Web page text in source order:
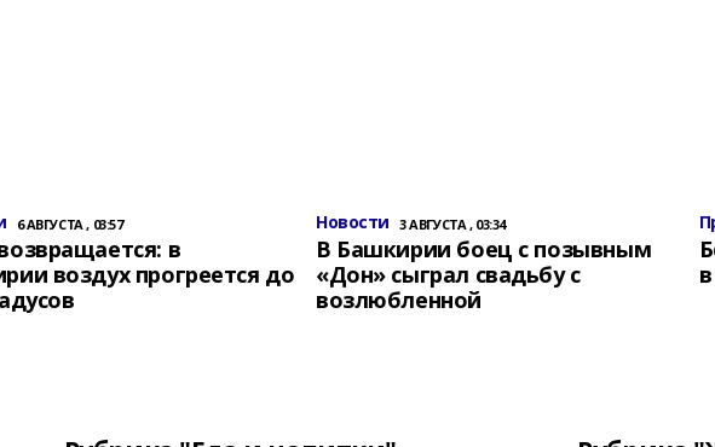
6 АВГУСТА , 03:57
в
воздух прогреется до
Новости 3 АВГУСТА , 03:34
В Башкирии боец с позывным
«Дон» сыграл свадьбу с
возлюбленной